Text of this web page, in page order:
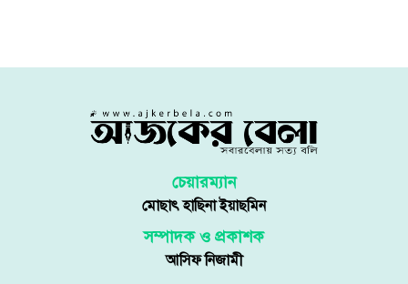
চেয়ারম্যান
মোছাৎ হাছিনা ইয়াছমিন
সম্পাদক ও প্রকাশক
আসিফ নিজামী